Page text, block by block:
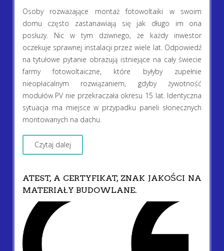
Osoby rozważające montaż fotowoltaiki w swoim
domu często zastanawiają się jak długo im ona
posłuży. Nic w tym dziwnego, że każdy inwestor
oczekuje sprawnej instalacji przez wiele lat. Odpowiedź
na tytułowe pytanie obrazują istniejące na cały świecie
farmy fotowoltaiczne, które byłyby zupełnie
nieopłacalnym rozwiązaniem, gdyby żywotność
modułów PV nie przekraczała okresu 15 lat. Identyczna
sytuacja ma miejsce w przypadku paneli słonecznych
montowanych na dachu.
Czytaj dalej
ATEST, A CERTYFIKAT, ZNAK JAKOŚCI NA
MATERIAŁY BUDOWLANE.